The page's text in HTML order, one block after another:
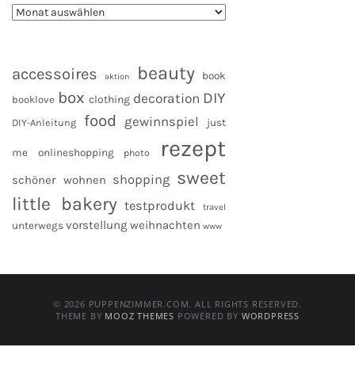
accessoires aktion beauty
book
booklove box clothing decoration DIY
DIY-Anleitung food gewinnspiel just
me onlineshopping photo rezept
schöner wohnen shopping sweet
little bakery testprodukt travel
unterwegs vorstellung weihnachten www
© 2026 PUPPENZIMMER.COM. ALL RIGHTS RESERVED.
THEME BY MOOZ THEMES POWERED BY WORDPRESS